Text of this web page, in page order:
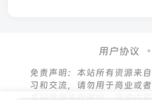
用户协议
免责声明：本站所有资源来
习和交流，请勿用于商业或
本站信息来自网络，资源内